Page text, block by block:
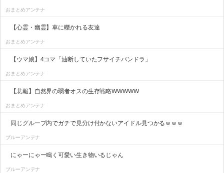
おまとめアンテナ
【心霊・幽霊】車に轢かれる友達
おまとめアンテナ
【ウマ娘】4コマ「油断していたフサイチパンドラ」
おまとめアンテナ
【悲報】自然界の弱者オスの生存戦略WWWWW
おまとめアンテナ
同じグループ内でガチで見分け付かないアイドル見つかるｗｗｗ
ブルーアンテナ
にゃーにゃー鳴く可愛い生き物いるじゃん
ブルーアンテナ